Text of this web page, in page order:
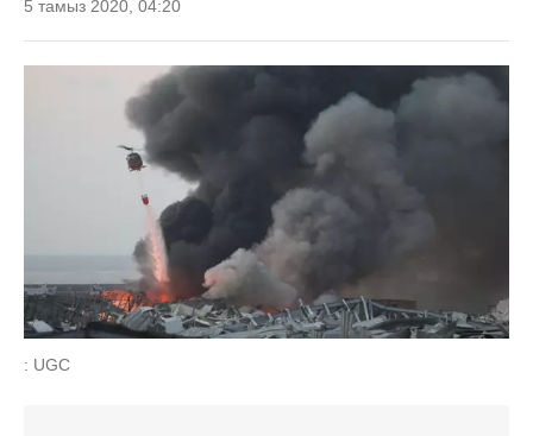
5 тамыз 2020, 04:20
: UGC